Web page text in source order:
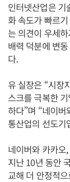
인터넷산업은 기
화 속도가 빠르
는 의견이 우세
배력 덕분에 변
다.
유 실장은 “시장
스크를 극복한
하다”며 “네이버
통산업의 선도기
네이버와 카카오
지난 10년 동안
교해 더 안정적